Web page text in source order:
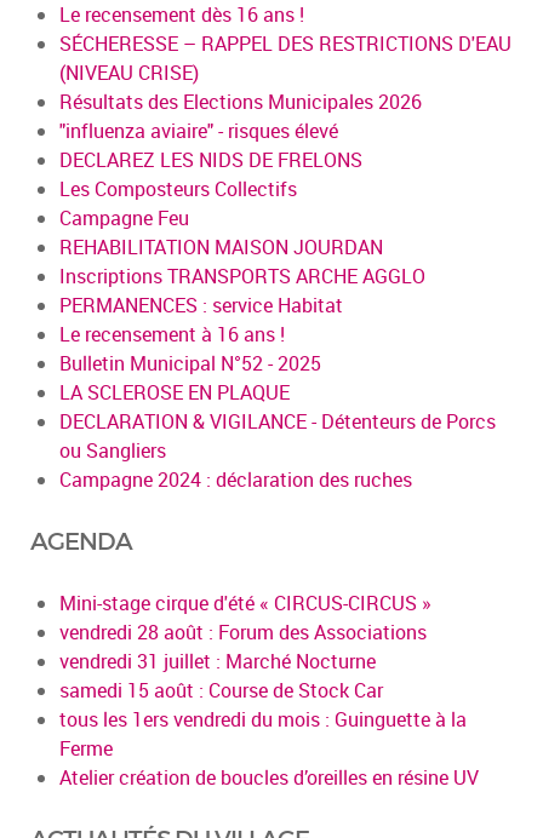
Le recensement dès 16 ans !
SÉCHERESSE – RAPPEL DES RESTRICTIONS D'EAU
(NIVEAU CRISE)
Résultats des Elections Municipales 2026
"influenza aviaire" - risques élevé
DECLAREZ LES NIDS DE FRELONS
Les Composteurs Collectifs
Campagne Feu
REHABILITATION MAISON JOURDAN
Inscriptions TRANSPORTS ARCHE AGGLO
PERMANENCES : service Habitat
Le recensement à 16 ans !
Bulletin Municipal N°52 - 2025
LA SCLEROSE EN PLAQUE
DECLARATION & VIGILANCE - Détenteurs de Porcs
ou Sangliers
Campagne 2024 : déclaration des ruches
AGENDA
Mini-stage cirque d'été « CIRCUS-CIRCUS »
vendredi 28 août : Forum des Associations
vendredi 31 juillet : Marché Nocturne
samedi 15 août : Course de Stock Car
tous les 1ers vendredi du mois : Guinguette à la
Ferme
Atelier création de boucles d’oreilles en résine UV